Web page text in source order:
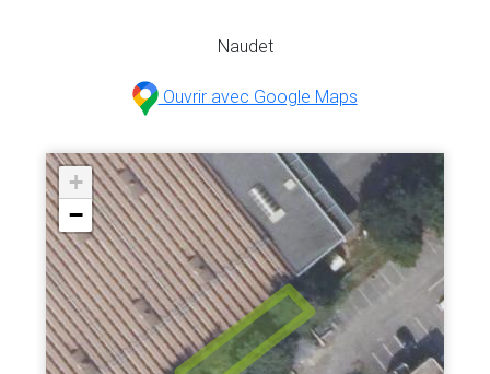
Naudet
Ouvrir avec Google Maps
+
−